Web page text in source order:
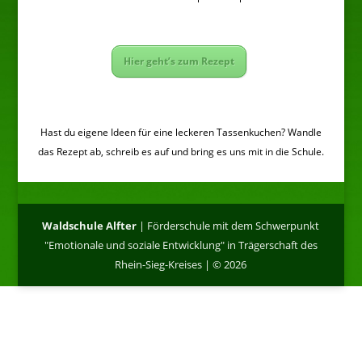
Hier geht’s zum Rezept
Hast du eigene Ideen für eine leckeren Tassenkuchen? Wandle
das Rezept ab, schreib es auf und bring es uns mit in die Schule.
Waldschule Alfter | Förderschule mit dem Schwerpunkt
"Emotionale und soziale Entwicklung" in Trägerschaft des
Rhein-Sieg-Kreises | © 2026